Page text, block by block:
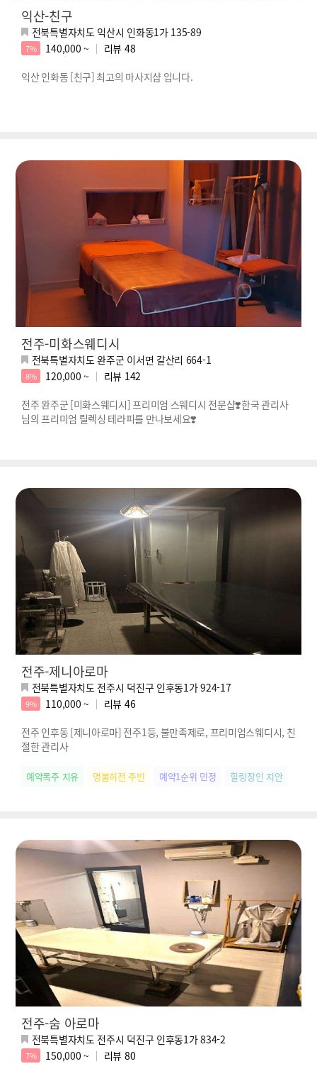
익산-친구
전북특별자치도 익산시 인화동1가 135-89
7% 140,000 ~ 리뷰 48
익산 인화동 [친구] 최고의 마사지샵 입니다.
전주-미화스웨디시
전북특별자치도 완주군 이서면 갈산리 664-1
8% 120,000 ~ 리뷰 142
전주 완주군 [미화스웨디시] 프리미엄 스웨디시 전문샵❣️한국 관리사
님의 프리미엄 릴렉싱 테라피를 만나보세요❣️
전주-제니아로마
전북특별자치도 전주시 덕진구 인후동1가 924-17
9% 110,000 ~ 리뷰 46
전주 인후동 [제니아로마] 전주1등, 불만족제로, 프리미엄스웨디시, 친
절한 관리사
예약폭주 지유 명불허전 주빈 예약1순위 민정 힐링장인 지안
전주-숨 아로마
전북특별자치도 전주시 덕진구 인후동1가 834-2
7% 150,000 ~ 리뷰 80